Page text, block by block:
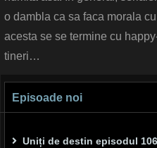
o dambla ca sa faca morala
acesta se se termine cu
tineri…
Episoade noi
Uniți de destin episodul